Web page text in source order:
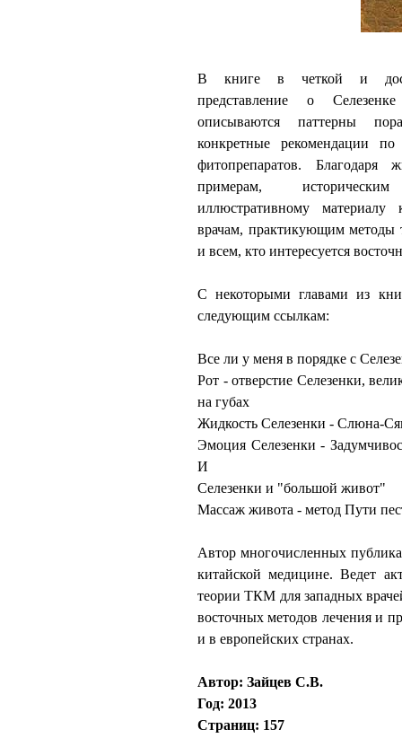
В книге в четкой и
представление о
описываются паттерны
конкретные рекомендации
фитопрепаратов. Благодаря
примерам,
иллюстративному материалу
врачам, практикующим методы
и всем, кто интересуется
С некоторыми главами из
следующим ссылкам:
Все ли у меня в порядке с
Рот - отверстие Селезенки,
на губах
Жидкость Селезенки - Слюна-
Эмоция Селезенки -
И
Селезенки и "большой живот"
Массаж живота - метод Пути
Автор многочисленных
китайской медицине. Ведет
теории ТКМ для западных
восточных методов лечения и
и в европейских странах.
Автор: Зайцев С.В.
Год: 2013
Страниц: 157